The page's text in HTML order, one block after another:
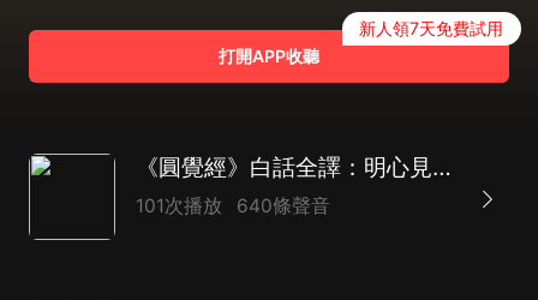
打開APP收聽
新人領7天免費試用
《圓覺經》白話全譯：明心見性·破除煩惱｜人生必讀
101次播放 640條聲音